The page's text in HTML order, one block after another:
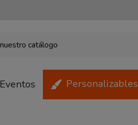
Eventos Personalizables